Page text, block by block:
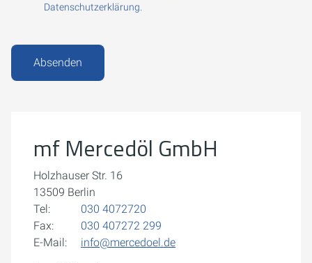
Datenschutzerklärung.
Absenden
Um externe Karten-Inhalte anzuzeigen, benötigen wir
Cookie-Einstellungen öffnen
mf Mercedöl GmbH
Holzhauser Str. 16
13509 Berlin
Tel:
030 4072720
Fax:
030 407272 299
E-Mail:
info@mercedoel.de